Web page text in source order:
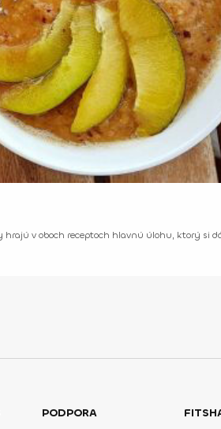
v oboch receptoch hlavnú úlohu, ktorý si
PODPORA